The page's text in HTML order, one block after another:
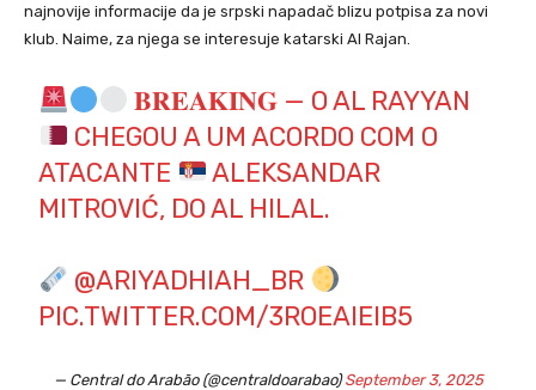
najnovije informacije da je srpski napadač blizu potpisa za novi
klub. Naime, za njega se interesuje katarski Al Rajan.
𝐁𝐑𝐄𝐀𝐊𝐈𝐍𝐆 — O AL RAYYAN
CHEGOU A UM ACORDO COM O
ATACANTE
ALEKSANDAR
MITROVIĆ, DO AL HILAL.
@ARIYADHIAH_BR
PIC.TWITTER.COM/3ROEAIEIB5
— Central do Arabão (@centraldoarabao)September 3, 2025